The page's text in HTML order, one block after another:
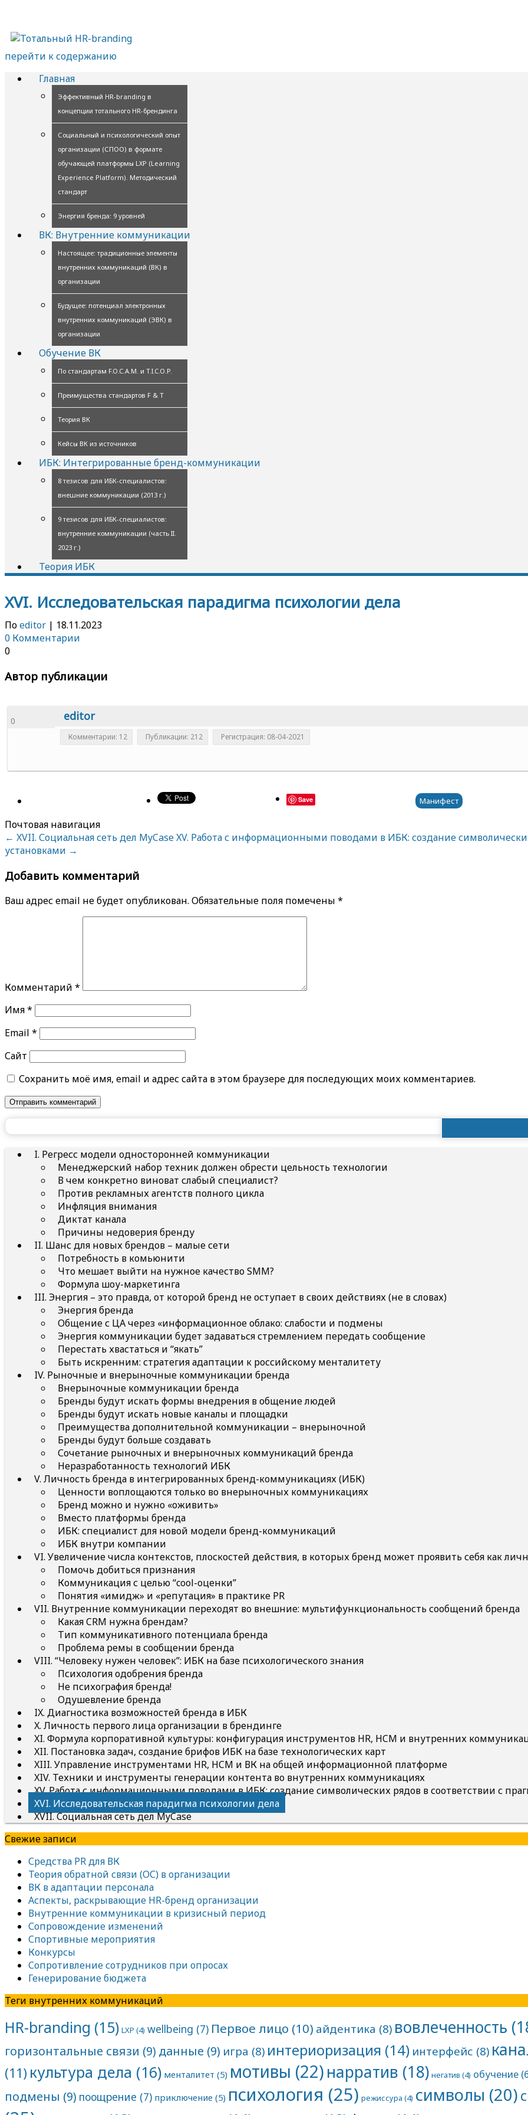
перейти к содержанию
Главная
Эффективный HR-branding в
концепции тотального HR-брендинга
Социальный и психологический опыт
организации (СПОО) в формате
обучающей платформы LXP (Learning
Experience Platform). Методический
стандарт
Энергия бренда: 9 уровней
ВК: Внутренние коммуникации
Настоящее: традиционные элементы
внутренних коммуникаций (ВК) в
организации
Будущее: потенциал электронных
внутренних коммуникаций (ЭВК) в
организации
Обучение ВК
По стандартам F.O.C.A.M. и T.I.C.O.P.
Преимущества стандартов F & T
Теория ВК
Кейсы ВК из источников
ИБК: Интегрированные бренд-коммуникации
8 тезисов для ИБК-специалистов:
внешние коммуникации (2013 г.)
9 тезисов для ИБК-специалистов:
внутренние коммуникации (часть II.
2023 г.)
Теория ИБК
XVI. Исследовательская парадигма психологии дела
Поeditor | 18.11.2023
0 Комментарии
0
Автор публикации
editor
0
Комментарии: 12 Публикации: 212 Регистрация: 08-04-2021
Save Манифест
Почтовая навигация
← XVII. Социальная сеть дел MyCaseXV. Работа с информационными поводами в ИБК: создание
установками →
Добавить комментарий
Ваш адрес email не будет опубликован. Обязательные поля помечены *
Комментарий *
Имя*
Email *
Сайт
Сохранить моё имя, email и адрес сайта в этом браузере для последующих моих комментариев.
I. Регресс модели односторонней коммуникации
Менеджерский набор техник должен обрести цельность технологии
В чем конкретно виноват слабый специалист?
Против рекламных агентств полного цикла
Инфляция внимания
Диктат канала
Причины недоверия бренду
II. Шанс для новых брендов – малые сети
Потребность в комьюнити
Что мешает выйти на нужное качество SMM?
Формула шоу-маркетинга
III. Энергия – это правда, от которой бренд не оступает в своих действиях (не в словах)
Энергия бренда
Общение с ЦА через «информационное облако: слабости и подмены
Энергия коммуникации будет задаваться стремлением передать сообщение
Перестать хвастаться и “якать”
Быть искренним: стратегия адаптации к российскому менталитету
IV. Рыночные и внерыночные коммуникации бренда
Внерыночные коммуникации бренда
Бренды будут искать формы внедрения в общение людей
Бренды будут искать новые каналы и площадки
Преимущества дополнительной коммуникации – внерыночной
Бренды будут больше создавать
Сочетание рыночных и внерыночных коммуникаций бренда
Неразработанность технологий ИБК
V. Личность бренда в интегрированных бренд-коммуникациях (ИБК)
Ценности воплощаются только во внерыночных коммуникациях
Бренд можно и нужно «оживить»
Вместо платформы бренда
ИБК: специалист для новой модели бренд-коммуникаций
ИБК внутри компании
VI. Увеличение числа контекстов, плоскостей действия, в которых бренд может проявить себя как
Помочь добиться признания
Коммуникация с целью “cool-оценки”
Понятия «имидж» и «репутация» в практике PR
VII. Внутренние коммуникации переходят во внешние: мультифункциональность сообщений бренда
Какая CRM нужна брендам?
Тип коммуникативного потенциала бренда
Проблема ремы в сообщении бренда
VIII. “Человеку нужен человек”: ИБК на базе психологического знания
Психология одобрения бренда
Не психография бренда!
Одушевление бренда
IX. Диагностика возможностей бренда в ИБК
X. Личность первого лица организации в брендинге
XI. Формула корпоративной культуры: конфигурация инструментов HR, HCM и внутренних
XII. Постановка задач, создание брифов ИБК на базе технологических карт
XIII. Управление инструментами HR, HCM и ВК на общей информационной платформе
XIV. Техники и инструменты генерации контента во внутренних коммуникациях
XV. Работа с информационными поводами в ИБК: создание символических рядов в соответствии с
XVI. Исследовательская парадигма психологии дела
XVII. Социальная сеть дел MyCase
Свежие записи
Средства PR для ВК
Теория обратной связи (ОС) в организации
ВК в адаптации персонала
Аспекты, раскрывающие HR-бренд организации
Внутренние коммуникации в кризисный период
Сопровождение изменений
Спортивные мероприятия
Конкурсы
Сопротивление сотрудников при опросах
Генерирование бюджета
Теги внутренних коммуникаций
HR-branding (15) LXP (4) wellbeing (7) Первое лицо (10) айдентика (8) вовлеченность
горизонтальные связи (9) данные (9) игра (8) интериоризация (14) интерфейс (8)
(11) культура дела (16) менталитет (5) мотивы (22)нарратив (18) негатив (4) обучение
подмены (9) поощрение (7) приключение (5) психология (25) режиссура (4) символы (20)